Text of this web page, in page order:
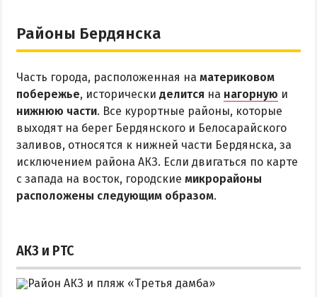
Отдых с бассейном
Отдых на первой линии
Отдых на набережной
Квартиры посуточно
Районы Бердянска
Часть города, расположенная на материковом
побережье, исторически делится на нагорную и
нижнюю части. Все курортные районы, которые
выходят на берег Бердянского и Белосарайского
заливов, относятся к нижней части Бердянска, за
исключением района АКЗ. Если двигаться по карте
с запада на восток, городские микрорайоны
расположены следующим образом.
АКЗ и РТС